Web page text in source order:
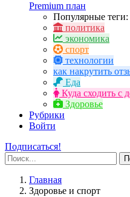
Premium план
Популярные теги:
политика
экономика
спорт
технологии
как накрутить
Еда
Куда сходить с
Здоровье
Рубрики
Войти
Подписаться!
Главная
Здоровье и спорт